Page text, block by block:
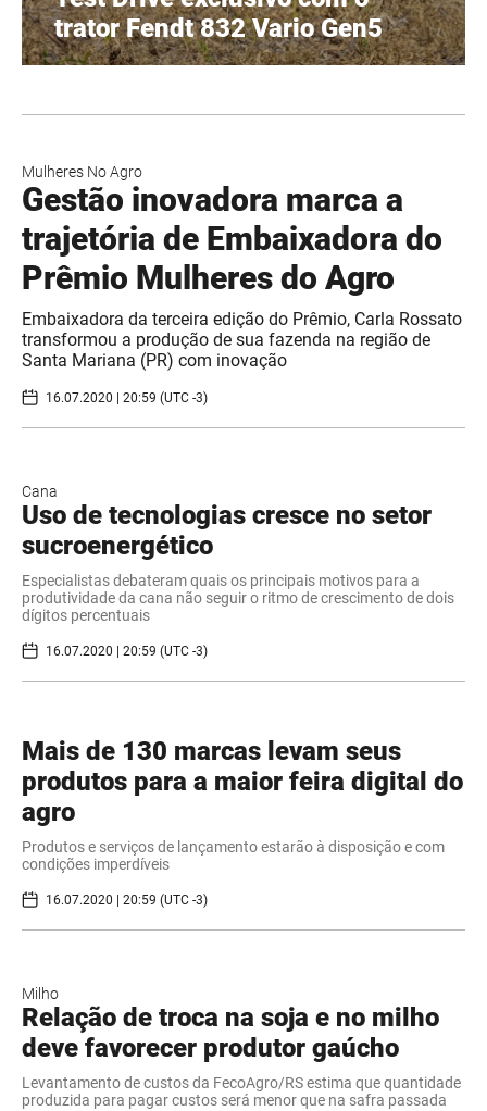
trator Fendt 832 Vario Gen5
Mulheres No Agro
Gestão inovadora marca a
trajetória de Embaixadora do
Prêmio Mulheres do Agro
Embaixadora da terceira edição do Prêmio, Carla Rossato
transformou a produção de sua fazenda na região de
Santa Mariana (PR) com inovação
16.07.2020 | 20:59 (UTC -3)
Cana
Uso de tecnologias cresce no setor
sucroenergético
Especialistas debateram quais os principais motivos para a
produtividade da cana não seguir o ritmo de crescimento de dois
dígitos percentuais
16.07.2020 | 20:59 (UTC -3)
Mais de 130 marcas levam seus
produtos para a maior feira digital do
agro
Produtos e serviços de lançamento estarão à disposição e com
condições imperdíveis
16.07.2020 | 20:59 (UTC -3)
Milho
Relação de troca na soja e no milho
deve favorecer produtor gaúcho
Levantamento de custos da FecoAgro/RS estima que quantidade
produzida para pagar custos será menor que na safra passada